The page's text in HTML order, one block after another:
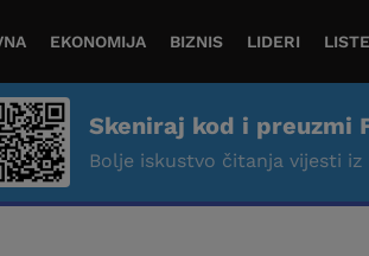
EKONOMIJA BIZNIS LIDERI LISTE
Skeniraj kod i preuzmi
Bolje iskustvo čitanja vijesti